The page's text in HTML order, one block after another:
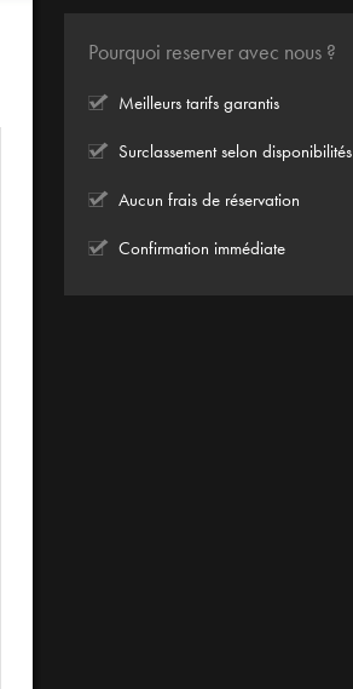
Pourquoi reserver avec nous ?
Meilleurs tarifs garantis
Surclassement selon disponibilités
Aucun frais de réservation
Confirmation immédiate